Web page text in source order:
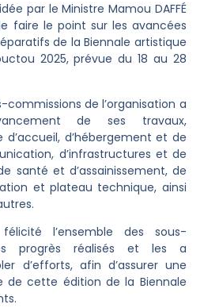
par le Ministre Mamou DAFFÉ
faire le point sur les avancées
de la Biennale artistique
2025, prévue du 18 au 28
de l’organisation a
de ses travaux,
d’hébergement et de
d’infrastructures et de
santé et d’assainissement, de
et plateau technique, ainsi
l’ensemble des sous-
progrès réalisés et les a
d’efforts, afin d’assurer une
de cette édition de la Biennale